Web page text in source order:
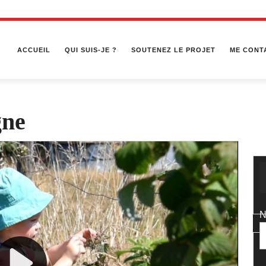
ACCUEIL QUI SUIS-JE ? SOUTENEZ LE PROJET ME